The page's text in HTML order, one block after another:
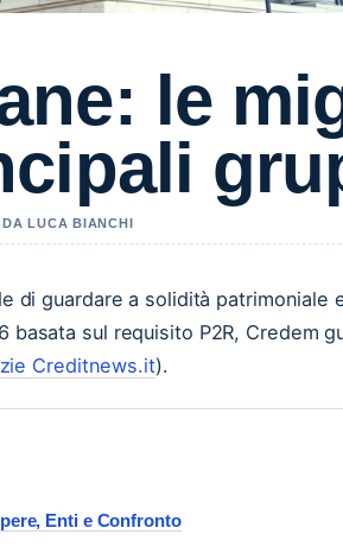
le
DA LUCA BIANCHI
di guardare a solidità patrimoniale
sul requisito P2R, Credem
Creditnews.it).
Enti e Confronto